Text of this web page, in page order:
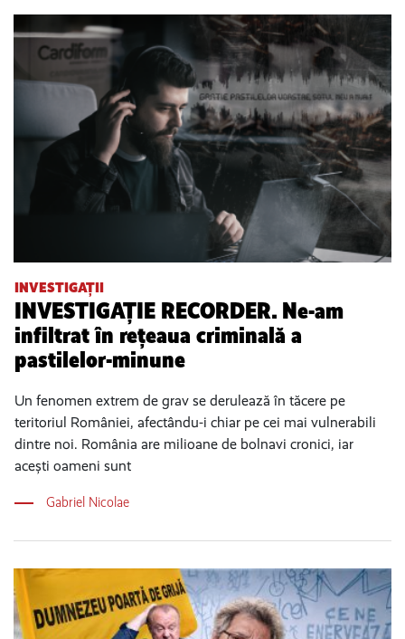
INVESTIGAȚII
INVESTIGAȚIE RECORDER. Ne-am
infiltrat în rețeaua criminală a
pastilelor-minune
Un fenomen extrem de grav se derulează în tăcere pe
teritoriul României, afectându-i chiar pe cei mai vulnerabili
dintre noi. România are milioane de bolnavi cronici, iar
acești oameni sunt
Gabriel Nicolae